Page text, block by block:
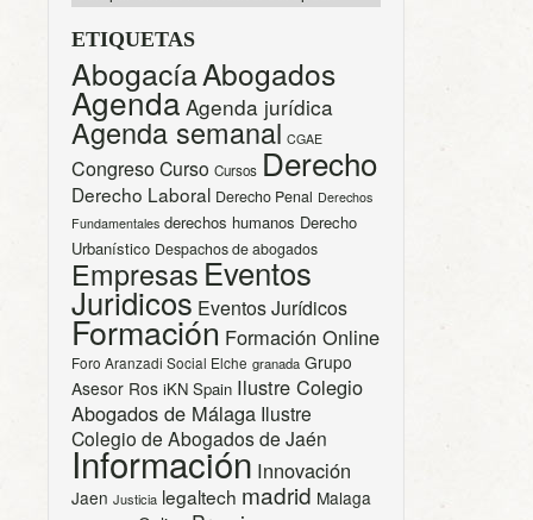
ETIQUETAS
AbogacíaAbogados
Agenda Agenda jurídica
Agenda semanal CGAE
CongresoCurso Cursos Derecho
Derecho Laboral Derecho Penal Derechos
Fundamentales derechos humanos Derecho
Urbanístico Despachos de abogados
Empresas Eventos
Juridicos Eventos Jurídicos
Formación Formación Online
Foro Aranzadi Social Elche granada Grupo
Asesor Ros iKN Spain Ilustre Colegio
Abogados de Málaga Ilustre
Colegio de Abogados de Jaén
Información Innovación
Jaen Justicia legaltech madrid Malaga